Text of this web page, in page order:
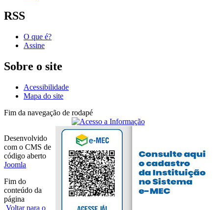
RSS
O que é?
Assine
Sobre o site
Acessibilidade
Mapa do site
Fim da navegação de rodapé
Desenvolvido
com o CMS de
código aberto
Joomla
Fim do
conteúdo da
página
Voltar para o